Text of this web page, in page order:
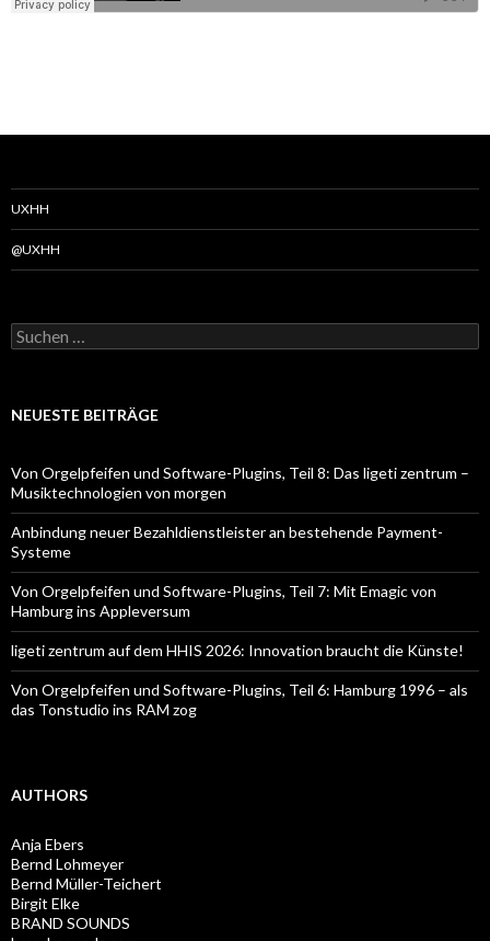
UXHH
@UXHH
Suchen
nach:
NEUESTE BEITRÄGE
Von Orgelpfeifen und Software-Plugins, Teil 8: Das ligeti zentrum –
Musiktechnologien von morgen
Anbindung neuer Bezahldienstleister an bestehende Payment-
Systeme
Von Orgelpfeifen und Software-Plugins, Teil 7: Mit Emagic von
Hamburg ins Appleversum
ligeti zentrum auf dem HHIS 2026: Innovation braucht die Künste!
Von Orgelpfeifen und Software-Plugins, Teil 6: Hamburg 1996 – als
das Tonstudio ins RAM zog
AUTHORS
Anja Ebers
Bernd Lohmeyer
Bernd Müller-Teichert
Birgit Elke
BRAND SOUNDS